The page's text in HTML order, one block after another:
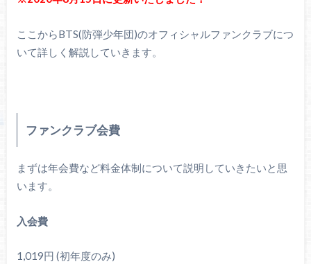
ここからBTS(防弾少年団)のオフィシャルファンクラブにつ
いて詳しく解説していきます。
ファンクラブ会費
まずは年会費など料金体制について説明していきたいと思
います。
入会費
1,019円 (初年度のみ)